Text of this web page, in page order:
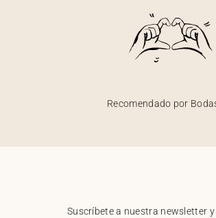
Recomendado por
Suscríbete a nuestra newsletter